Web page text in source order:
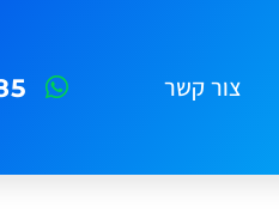
צור קשר